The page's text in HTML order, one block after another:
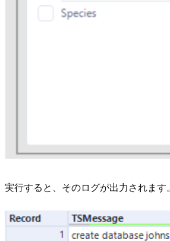
実行すると、そのログが出力されます。